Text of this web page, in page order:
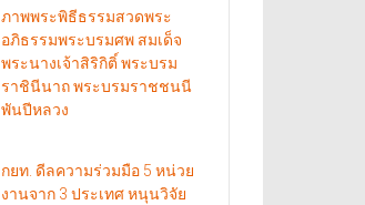
ภาพพระพิธีธรรมสวดพระ
อภิธรรมพระบรมศพ สมเด็จ
พระนางเจ้าสิริกิติ์ พระบรม
ราชินีนาถ พระบรมราชชนนี
พันปีหลวง
กยท. ดีลความร่วมมือ 5 หน่วย
งานจาก 3 ประเทศ หนุนวิจัย